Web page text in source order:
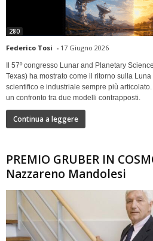
280
Federico Tosi - 17 Giugno 2026
Il 57º congresso Lunar and Planetary
Texas) ha mostrato come il ritorno sulla
scientifico e industriale sempre più
un confronto tra due modelli contrapposti.
Continua a leggere
PREMIO GRUBER IN
Nazzareno Mandolesi